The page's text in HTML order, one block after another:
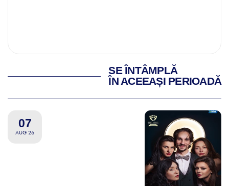
SE ÎNTÂMPLĂ
ÎN ACEEAȘI PERIOADĂ
07
AUG 26